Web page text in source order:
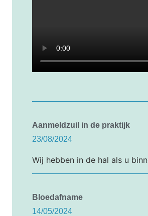
Aanmeldzuil in de praktijk
23/08/2024
Wij hebben in de hal als u
Bloedafname
14/05/2024